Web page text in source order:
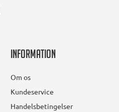
Information
Om os
Kundeservice
Handelsbetingelser